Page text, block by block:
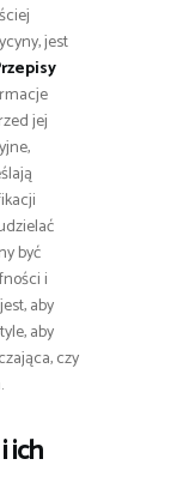
jest
jej
być
i
aby
aby
czy
ich